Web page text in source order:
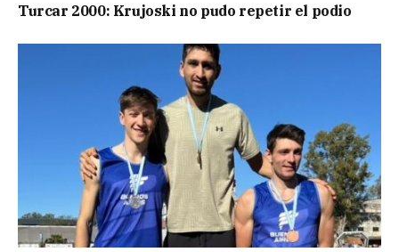
Turcar 2000: Krujoski no pudo repetir el podio